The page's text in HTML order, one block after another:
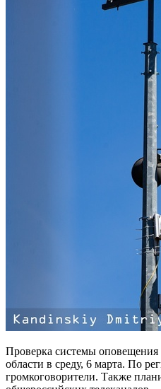
Проверка системы
области в среду, 6 марта. По
громкоговорители. Также